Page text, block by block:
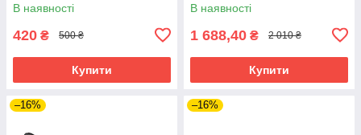
В наявності
420 ₴ 500 ₴
Купити
В наявності
1 688,40 ₴ 2 010 ₴
Купити
–16% –16%